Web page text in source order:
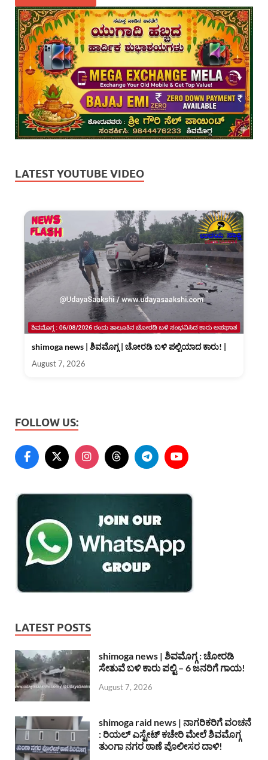
LATEST YOUTUBE VIDEO
shimoga news | ಶಿವಮೊಗ್ಗ | ಚೋರಡಿ ಬಳಿ ಪಲ್ಟಿಯಾದ ಕಾರು! |
August 7, 2026
FOLLOW US:
LATEST POSTS
shimoga news | ಶಿವಮೊಗ್ಗ : ಚೋರಡಿ
ಸೇತುವೆ ಬಳಿ ಕಾರು ಪಲ್ಟಿ – 6 ಜನರಿಗೆ ಗಾಯ!
August 7, 2026
shimoga raid news | ನಾಗರಿಕರಿಗೆ ವಂಚನೆ
: ರಿಯಲ್ ಎಸ್ಟೇಟ್ ಕಚೇರಿ ಮೇಲೆ ಶಿವಮೊಗ್ಗ
ತುಂಗಾ ನಗರ ಠಾಣೆ ಪೊಲೀಸರ ದಾಳಿ!